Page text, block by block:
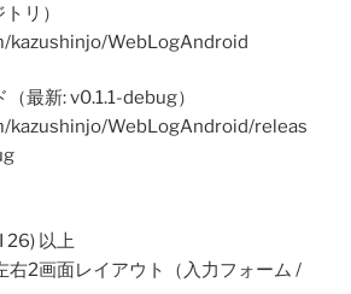
リ）
kazushinjo/WebLogAndroid
最新: v0.1.1-debug）
kazushinjo/WebLogAndroid/releas
26) 以上
右2画面レイアウト（入力フォーム /